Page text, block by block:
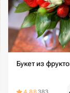
Букет из